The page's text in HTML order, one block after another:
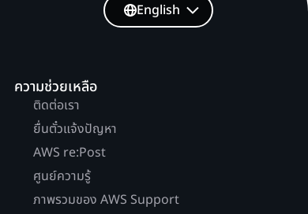
ความช่วยเหลือ
ติดต่อเรา
ยื่นตั๋วแจ้งปัญหา
AWS re:Post
ศูนย์ความรู้
ภาพรวมของ AWS Support
English